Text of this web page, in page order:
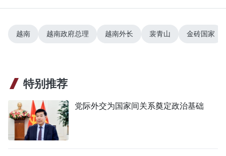
越南 越南政府总理 越南外长 裴青山 金砖国家
特别推荐
党际外交为国家间关系奠定政治基础